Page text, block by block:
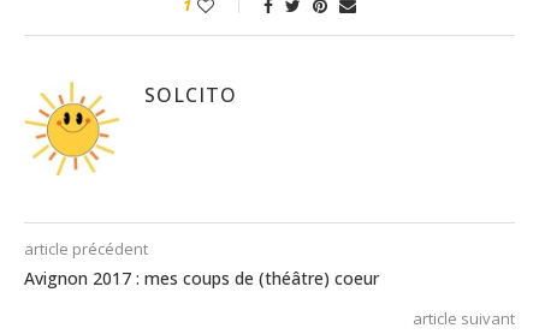
1
SOLCITO
article précédent
Avignon 2017 : mes coups de (théâtre) coeur
article suivant